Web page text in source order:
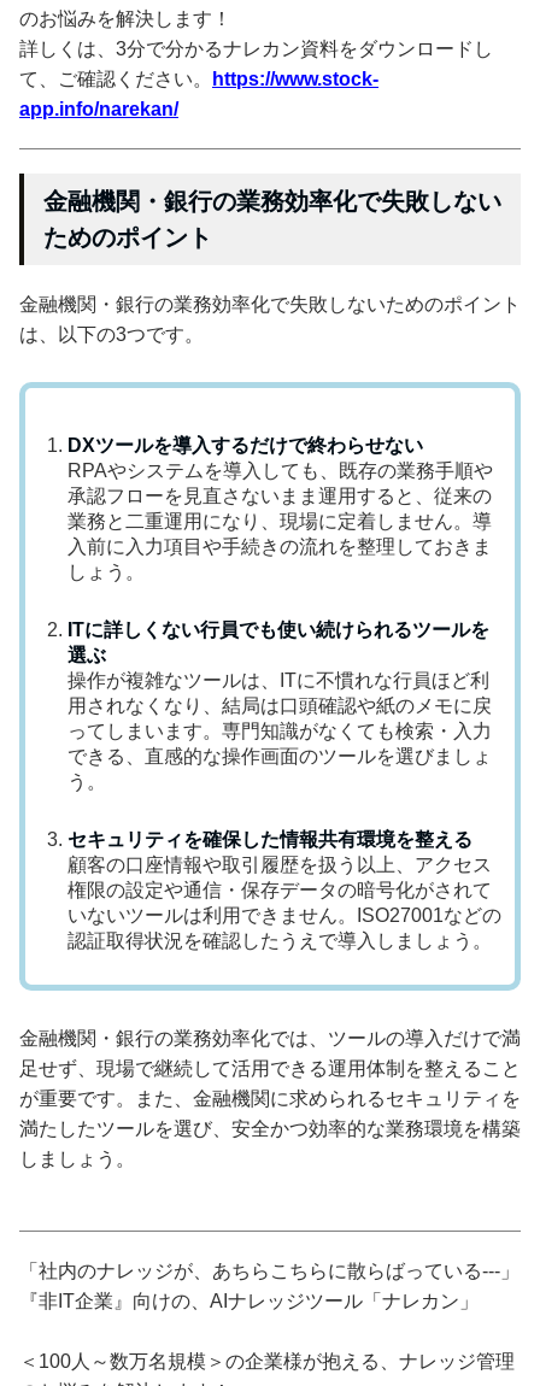
のお悩みを解決します！
詳しくは、3分で分かるナレカン資料をダウンロードし
て、ご確認ください。
https://www.stock-
app.info/narekan/
金融機関・銀行の業務効率化で失敗しない
ためのポイント
金融機関・銀行の業務効率化で失敗しないためのポイント
は、以下の3つです。
DXツールを導入するだけで終わらせない
RPAやシステムを導入しても、既存の業務手順や
承認フローを見直さないまま運用すると、従来の
業務と二重運用になり、現場に定着しません。導
入前に入力項目や手続きの流れを整理しておきま
しょう。
ITに詳しくない行員でも使い続けられるツールを
選ぶ
操作が複雑なツールは、ITに不慣れな行員ほど利
用されなくなり、結局は口頭確認や紙のメモに戻
ってしまいます。専門知識がなくても検索・入力
できる、直感的な操作画面のツールを選びましょ
う。
セキュリティを確保した情報共有環境を整える
顧客の口座情報や取引履歴を扱う以上、アクセス
権限の設定や通信・保存データの暗号化がされて
いないツールは利用できません。ISO27001などの
認証取得状況を確認したうえで導入しましょう。
金融機関・銀行の業務効率化では、ツールの導入だけで満
足せず、現場で継続して活用できる運用体制を整えること
が重要です。また、金融機関に求められるセキュリティを
満たしたツールを選び、安全かつ効率的な業務環境を構築
しましょう。
「社内のナレッジが、あちらこちらに散らばっている---」
『非IT企業』向けの、AIナレッジツール「ナレカン」
＜100人～数万名規模＞の企業様が抱える、ナレッジ管理